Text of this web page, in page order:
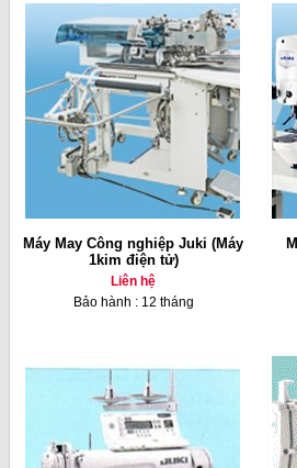
Máy May Công nghiệp Juki (Máy
1kim điện tử)
Liên hệ
Bảo hành : 12 tháng